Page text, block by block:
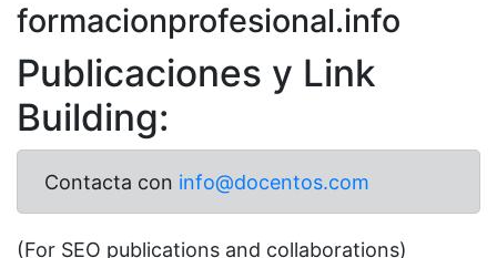
formacionprofesional.info
Publicaciones y Link
Building:
Contacta con info@docentos.com
(For SEO publications and collaborations)